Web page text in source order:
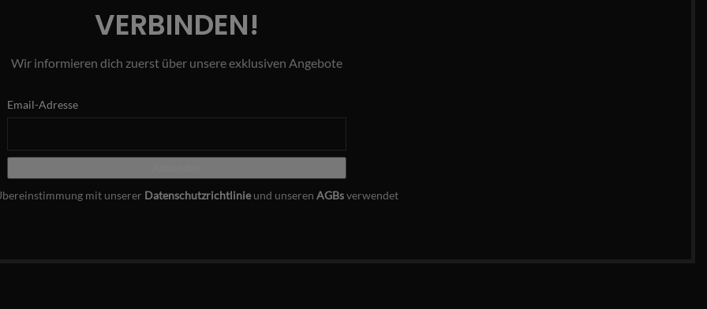
VERBINDEN!
Wir informieren dich zuerst über unsere exklusiven Angebote
Email-Adresse
mit unserer Datenschutzrichtlinie und unseren AGBsverwendet